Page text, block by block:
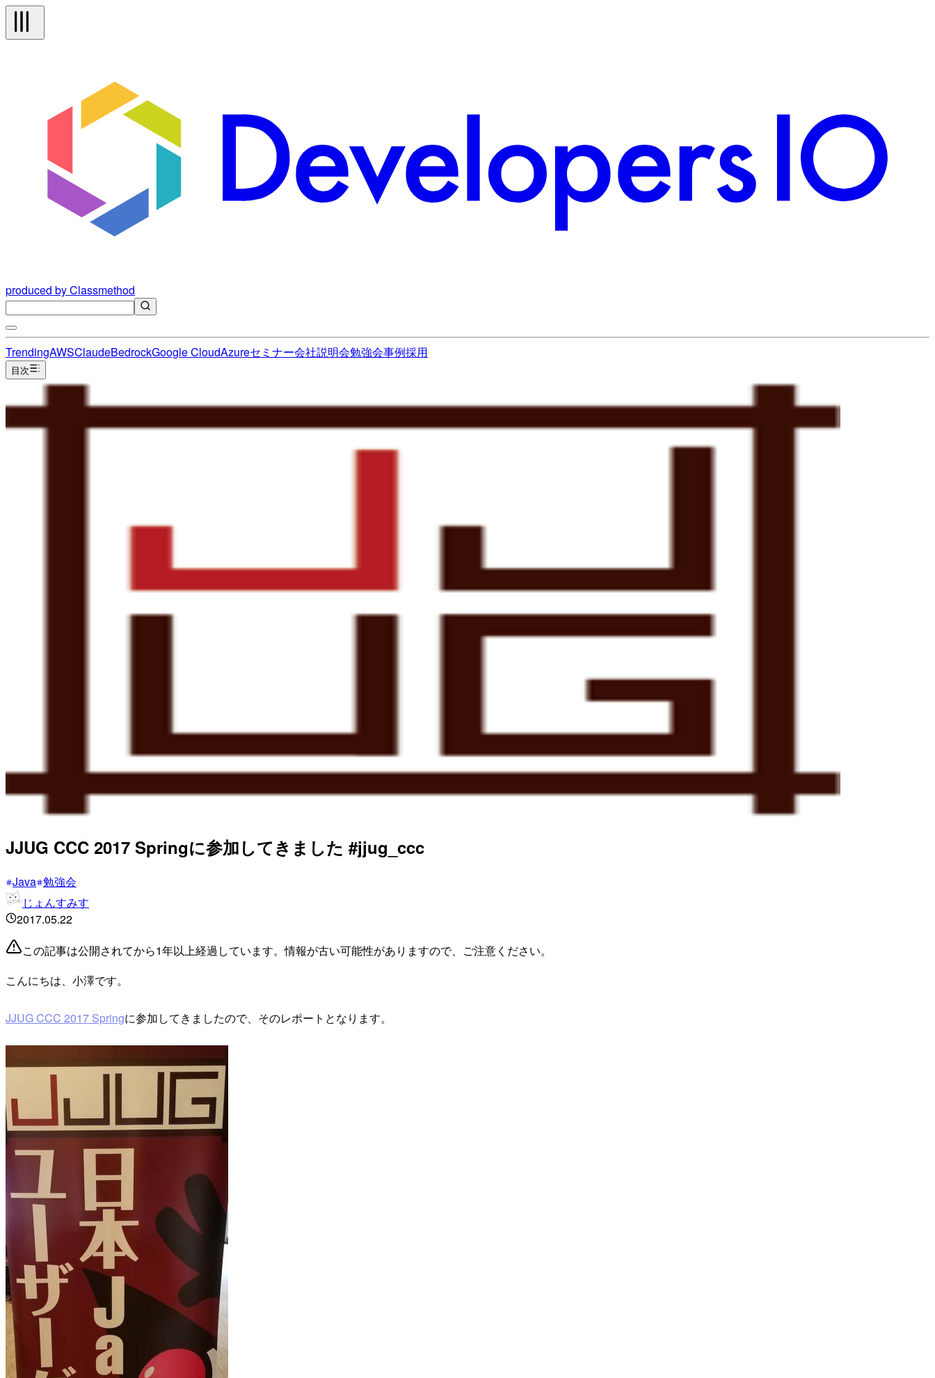
produced by Classmethod
TrendingAWSClaudeBedrockGoogle CloudAzureセミナー会社説明会勉強会事例採用
目次
JJUG CCC 2017 Springに参加してきました #jjug_ccc
Java 勉強会
じょんすみす
2017.05.22
この記事は公開されてから1年以上経過しています。情報が古い可能性がありますので、ご注意ください。
こんにちは、小澤です。
JJUG CCC 2017 Springに参加してきましたので、そのレポートとなります。